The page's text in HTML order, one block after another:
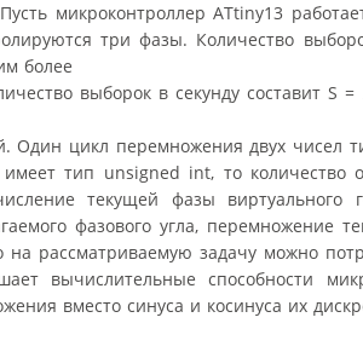
микроконтроллер ATtiny13
три фазы. Количество
более
выборок в секунду составит
Один цикл перемножения двух чисел
тип unsigned int, то количество
текущей фазы виртуального
фазового угла, перемножение
на рассматриваемую задачу можно
вычислительные способности
вместо синуса и косинуса их